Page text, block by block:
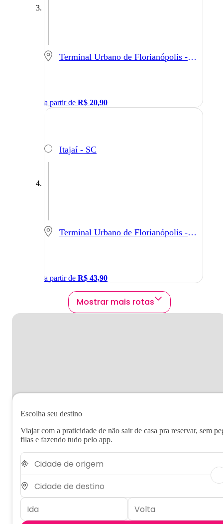
Terminal Urbano de Florianópolis - Florianópolis - SC
a partir de R$ 20,90
Itajaí - SC
Terminal Urbano de Florianópolis - Florianópolis - SC
a partir de R$ 43,90
Mostrar mais rotas
Escolha seu destino
Viajar com a praticidade de não sair de casa pra reservar, sem
filas e fazendo tudo pelo app.